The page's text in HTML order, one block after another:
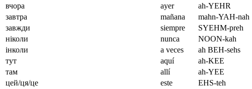
вчора
ayer ah-YEHR
завтра
mañana mahn-YAH-nah
завжди
siempre SYEHM-preh
ніколи
nunca NOON-kah
інколи
a veces ah BEH-sehs
тут
aquí ah-KEE
там
allí ah-YEE
цей/ця/це
este EHS-teh